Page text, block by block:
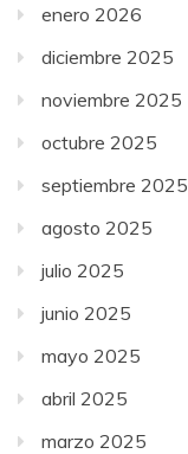
enero 2026
diciembre 2025
noviembre 2025
octubre 2025
septiembre 2025
agosto 2025
julio 2025
junio 2025
mayo 2025
abril 2025
marzo 2025